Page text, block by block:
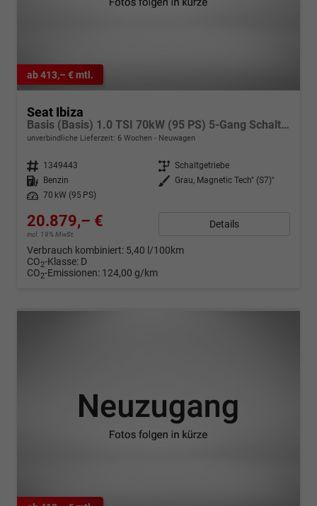
ab 413,– € mtl.
Seat Ibiza
Basis (Basis) 1.0 TSI 70kW (95 PS) 5-Gang Schaltgetriebe
unverbindliche Lieferzeit: 6 Wochen Neuwagen
Fahrzeugnr. 1349443 Getriebe Schaltgetriebe
Kraftstoff
Benzin Außenfarbe
Grau, Magnetic Tech" (S7)"
Leistung
70 kW (95 PS)
20.879,– €
incl. 19% MwSt.
Details
Verbrauch kombiniert: 5,40 l/100km
CO2-Klasse: D
CO2-Emissionen: 124,00 g/km